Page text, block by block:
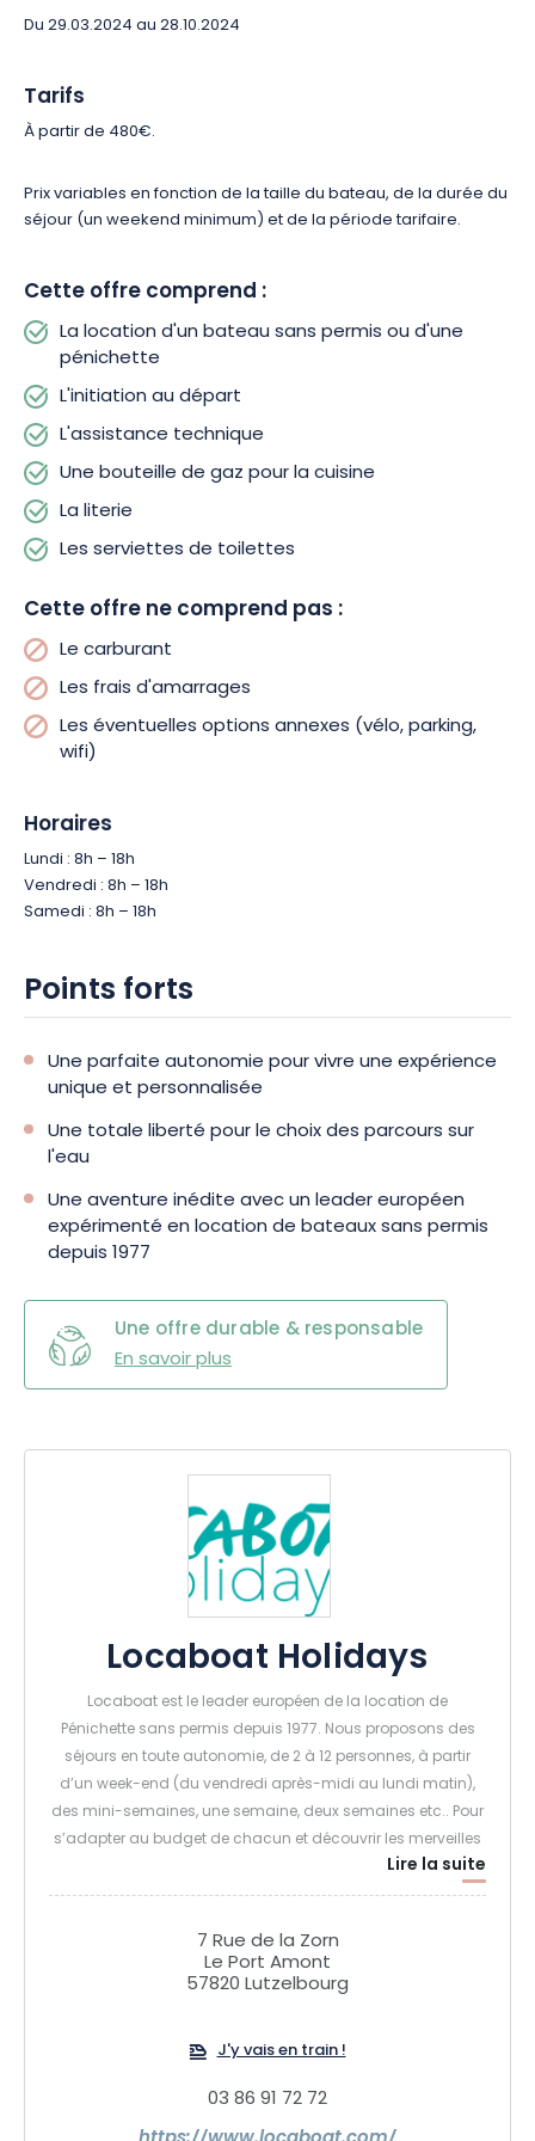
Du 29.03.2024 au 28.10.2024
Tarifs
À partir de 480€.
Prix variables en fonction de la taille du bateau, de la durée du
séjour (un weekend minimum) et de la période tarifaire.
Cette offre comprend :
La location d'un bateau sans permis ou d'une
pénichette
L'initiation au départ
L'assistance technique
Une bouteille de gaz pour la cuisine
La literie
Les serviettes de toilettes
Cette offre ne comprend pas :
Le carburant
Les frais d'amarrages
Les éventuelles options annexes (vélo, parking,
wifi)
Horaires
Lundi : 8h – 18h
Vendredi : 8h – 18h
Samedi : 8h – 18h
Points forts
Une parfaite autonomie pour vivre une expérience
unique et personnalisée
Une totale liberté pour le choix des parcours sur
l'eau
Une aventure inédite avec un leader européen
expérimenté en location de bateaux sans permis
depuis 1977
Une offre durable & responsable
En savoir plus
Locaboat Holidays
Locaboat est le leader européen de la location de
Pénichette sans permis depuis 1977. Nous proposons des
séjours en toute autonomie, de 2 à 12 personnes, à partir
d’un week-end (du vendredi après-midi au lundi matin),
des mini-semaines, une semaine, deux semaines etc.. Pour
s’adapter au budget de chacun et découvrir les merveilles
Alsaciennes! Chaque équipage est libre de son parcours et
de ses arrêts pour une expérience unique et personnalisée.
Lire la suite
7 Rue de la Zorn
Le Port Amont
57820 Lutzelbourg
J'y vais en train !
03 86 91 72 72